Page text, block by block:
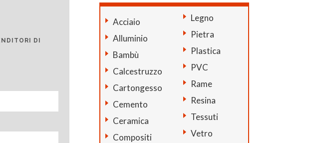
DI
Acciaio
Alluminio
Bambù
Calcestruzzo
Cartongesso
Cemento
Ceramica
Compositi
Legno
Pietra
Plastica
PVC
Rame
Resina
Tessuti
Vetro